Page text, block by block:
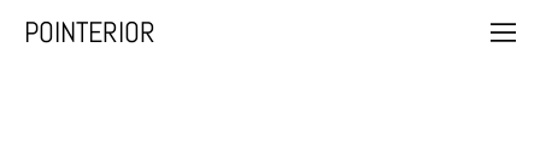
POINTERIOR